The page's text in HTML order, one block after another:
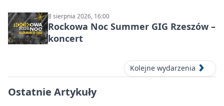
8 sierpnia 2026, 16:00
Rockowa Noc Summer GIG Rzeszów –
koncert
Kolejne wydarzenia
Ostatnie Artykuły